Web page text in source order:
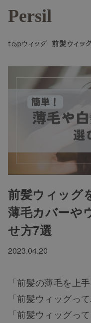
Persil
topウィッグ
前髪ウィッ
前髪ウィッグ
薄毛カバーや
せ方7選
2023.04.20
「前髪の薄毛を上
「前髪ウィッグっ
「前髪ウィッグっ